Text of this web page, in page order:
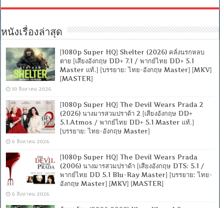
หนังเรื่องล่าสุด
[1080p Super HQ] Shelter (2026) คลั่งนรกหลบ
ตาย [เสียงอังกฤษ DD+ 7.1 / พากย์ไทย DD+ 5.1
Master แท้.] [บรรยาย: ไทย-อังกฤษ Master] [MKV]
[MASTER]
10 สิงหาคม 2026
[1080p Super HQ] The Devil Wears Prada 2
(2026) นางมารสวมปราด้า 2 [เสียงอังกฤษ DD+
5.1.Atmos / พากย์ไทย DD+ 5.1 Master แท้.]
[บรรยาย: ไทย-อังกฤษ Master]
6 สิงหาคม 2026
[1080p Super HQ] The Devil Wears Prada
(2006) นางมารสวมปราด้า [เสียงอังกฤษ DTS: 5.1 /
พากย์ไทย DD 5.1 Blu-Ray Master] [บรรยาย: ไทย-
อังกฤษ Master] [MKV] [MASTER]
6 สิงหาคม 2026